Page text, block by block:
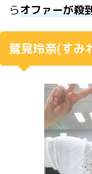
らオファーが殺
鷲見玲奈(すみ